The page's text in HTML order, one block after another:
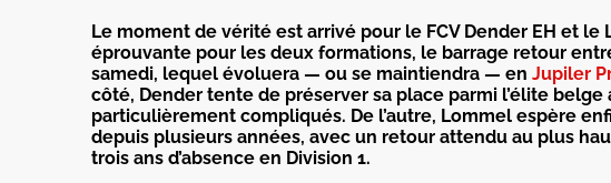
Le moment de vérité est arrivé pour le FCV Dender EH et le
éprouvante pour les deux formations, le barrage retour
samedi, lequel évoluera — ou se maintiendra — en Jupiler
côté, Dender tente de préserver sa place parmi l’élite
particulièrement compliqués. De l’autre, Lommel espère
depuis plusieurs années, avec un retour attendu au plus
trois ans d’absence en Division 1.